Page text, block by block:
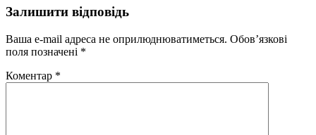
Залишити відповідь
Ваша e-mail адреса не оприлюднюватиметься. Обов’язкові
поля позначені *
Коментар *